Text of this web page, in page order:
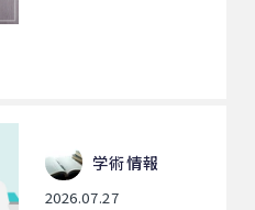
学術情報
2026.07.27